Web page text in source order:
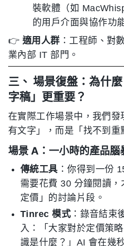
裝軟體（如
的用戶介面與協作功
👉 適用人群 ：工程師、對
業內部 IT 部門。
三、 場景復盤：為什
字稿」更重要？
在實際工作場景中，我們發
有文字」，而是「找不到重
場景 A：一小時的產品腦
傳統工具 ：你得到一份
需要花費 30 分鐘閱讀
定價」的討論片段。
Tinrec 模式：錄音結束
入：「大家對於定價策
識是什麼？」AI 會在幾